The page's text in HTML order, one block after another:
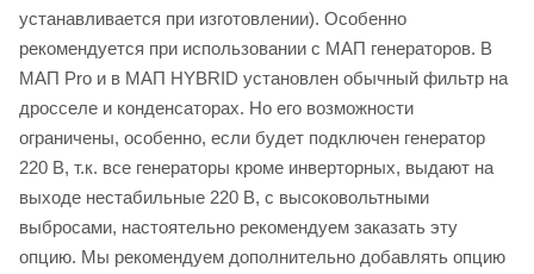
устанавливается при изготовлении). Особенно
рекомендуется при использовании с МАП генераторов. В
МАП Pro и в МАП HYBRID установлен обычный фильтр на
дросселе и конденсаторах. Но его возможности
ограничены, особенно, если будет подключен генератор
220 В, т.к. все генераторы кроме инверторных, выдают на
выходе нестабильные 220 В, с высоковольтными
выбросами, настоятельно рекомендуем заказать эту
опцию. Мы рекомендуем дополнительно добавлять опцию